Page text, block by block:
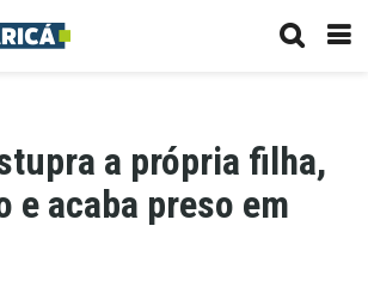
a própria filha,
e acaba preso em